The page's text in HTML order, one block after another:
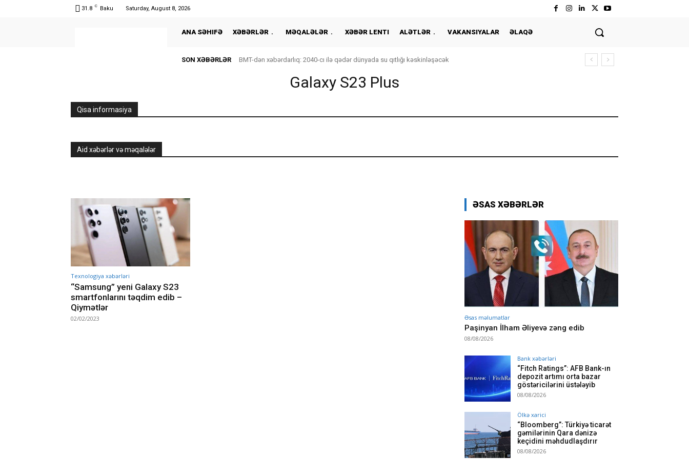
31.8 C Baku Saturday, August 8, 2026
ANA SƏHIFƏ XƏBƏRLƏR MƏQALƏLƏR XƏBƏR LENTI ALƏTLƏR VAKANSIYALAR ƏLAQƏ
SON XƏBƏRLƏR BMT-dən xəbərdarlıq: 2040-cı ilə qədər dünyada su qıtlığı kəskinləşəcək
Galaxy S23 Plus
Qisa informasiya
Aid xəbərlər və məqalələr
Texnologiya xəbərləri
“Samsung” yeni Galaxy S23
smartfonlarını təqdim edib –
Qiymətlər
02/02/2023
ƏSAS XƏBƏRLƏR
Əsas məlumatlar
Paşinyan İlham Əliyevə zəng edib
08/08/2026
Bank xəbərləri
“Fitch Ratings”: AFB Bank-ın
depozit artımı orta bazar
göstəricilərini üstələyib
08/08/2026
Ölkə xarici
“Bloomberg”: Türkiyə ticarət
gəmilərinin Qara dənizə
keçidini məhdudlaşdırır
08/08/2026